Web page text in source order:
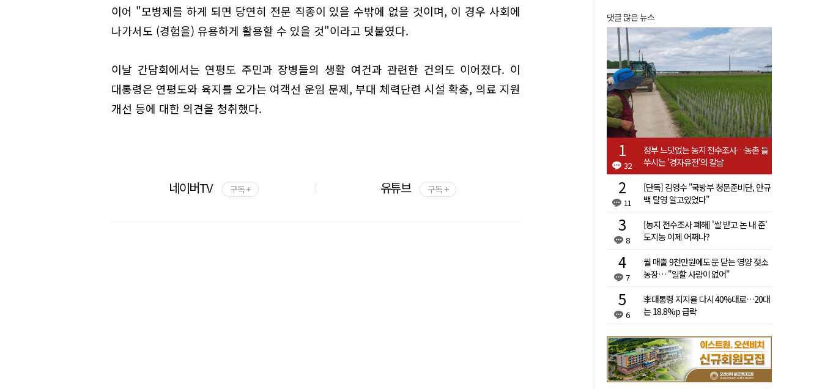
이어 "모병제를 하게 되면 당연히 전문 직종이 있을 수밖에 없을 것이며, 이 경우 사회에
나가서도 (경험을) 유용하게 활용할 수 있을 것"이라고 덧붙였다.
이날 간담회에서는 연평도 주민과 장병들의 생활 여건과 관련한 건의도 이어졌다. 이
대통령은 연평도와 육지를 오가는 여객선 운임 문제, 부대 체력단련 시설 확충, 의료 지원
개선 등에 대한 의견을 청취했다.
네이버TV 구독 + 유튜브 구독 +
댓글 많은 뉴스
32
정부 느닷없는 농지 전수조사…농촌 들
쑤시는 '경자유전'의 칼날
11
[단독] 김영수 "국방부 청문준비단, 안규
백 탈영 알고있었다"
8
[농지 전수조사 폐해] '쌀 받고 논 내 준'
도지농 이제 어쩌나?
7
월 매출 9천만원에도 문 닫는 영양 젖소
농장… "일할 사람이 없어"
6
李대통령 지지율 다시 40%대로…20대
는 18.8%p 급락